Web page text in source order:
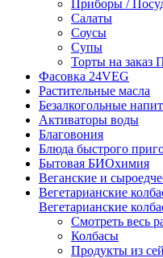
Приборы /
Салаты
Соусы
Супы
Торты на
Фасовка 24VEG
Растительные масла
Безалкогольные
Активаторы воды
Благовония
Блюда быстрого
Бытовая БИОхимия
Веганские и
Вегетарианские
Вегетарианские
Смотреть весь
Колбасы
Продукты из